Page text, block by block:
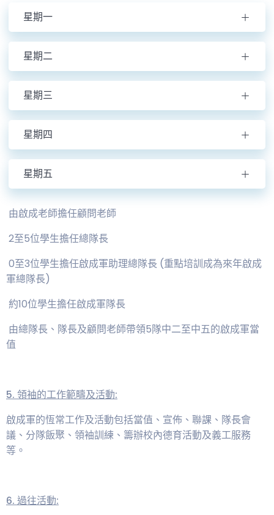
星期一
星期二
星期三
星期四
星期五
由啟成老師擔任顧問老師
2至5位學生擔任總隊長
0至3位學生擔任啟成軍助理總隊長 (重點培訓成為來年啟成
軍總隊長)
約10位學生擔任啟成軍隊長
由總隊長、隊長及顧問老師帶領5隊中二至中五的啟成軍當
值
5. 領袖的工作範疇及活動:
啟成軍的恆常工作及活動包括當值、宣佈、聯課、隊長會
議、分隊飯聚、領袖訓練、籌辦校內德育活動及義工服務
等。
6. 過往活動: